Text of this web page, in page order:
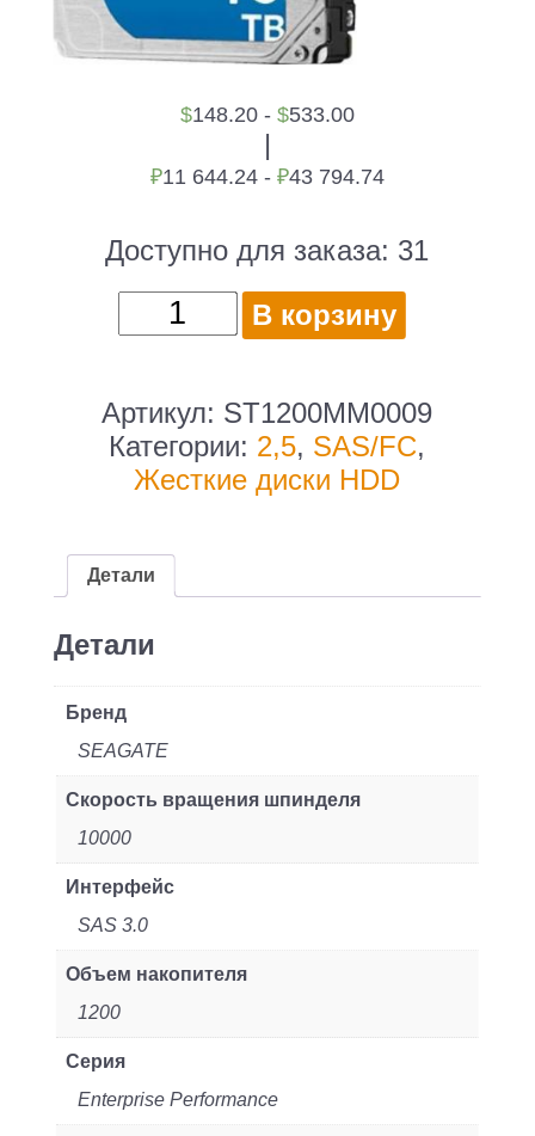
$148.20 - $533.00
|
₽11 644.24 - ₽43 794.74
Доступно для заказа: 31
Количество
товара
диск
/
Seagate
HDD
Seagate
SAS
2.5"
Enterprise
10K
12Gb/s
128Mb
year
ocs
В корзину
Артикул: ST1200MM0009
Категории: 2,5, SAS/FC,
Жесткие диски HDD
Детали
Детали
Бренд
SEAGATE
Скорость вращения шпинделя
10000
Интерфейс
SAS 3.0
Объем накопителя
1200
Серия
Enterprise Performance